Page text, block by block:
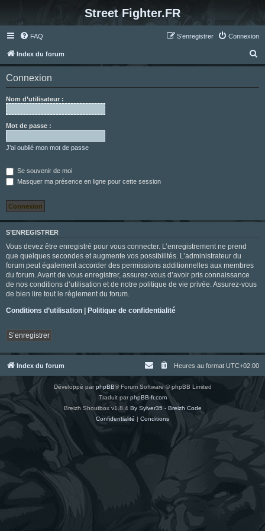
Street Fighter.FR
FAQ Connexion
S’enregistrer
Index du forum
e
Connexion
Nom d’utilisateur :
Mot de passe :
J’ai oublié mon mot de passe
Se souvenir de moi
Masquer ma présence en ligne pour cette session
S’ENREGISTRER
Vous devez être enregistré pour vous connecter. L’enregistrement ne prend
que quelques secondes et augmente vos possibilités. L’administrateur du
forum peut également accorder des permissions additionnelles aux membres
du forum. Avant de vous enregistrer, assurez-vous d’avoir pris connaissance
de nos conditions d’utilisation et de notre politique de vie privée. Assurez-vous
de bien lire tout le règlement du forum.
Conditions d’utilisation | Politique de confidentialité
S’enregistrer
Index du forum Heures au format UTC+02:00
Développé parphpBB® Forum Software © phpBB Limited
Traduit parphpBB-fr.com
Breizh Shoutbox v1.8.4 By Sylver35 - Breizh Code
Confidentialité | Conditions